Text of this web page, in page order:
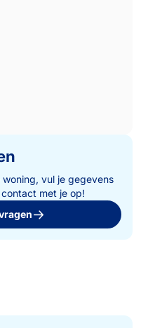
vul je gegevens
met je op!